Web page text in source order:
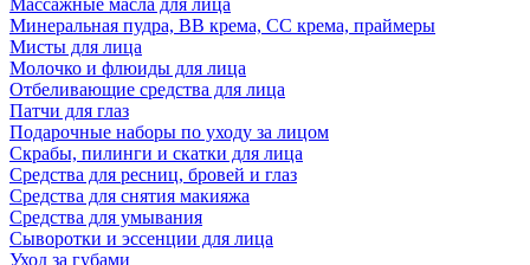
Массажные масла для лица
Минеральная пудра, BB крема, СС крема, праймеры
Мисты для лица
Молочко и флюиды для лица
Отбеливающие средства для лица
Патчи для глаз
Подарочные наборы по уходу за лицом
Скрабы, пилинги и скатки для лица
Средства для ресниц, бровей и глаз
Средства для снятия макияжа
Средства для умывания
Сыворотки и эссенции для лица
Уход за губами